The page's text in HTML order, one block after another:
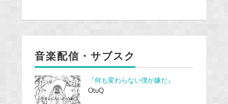
音楽配信・サブスク
『何も変わらない僕が嫌だ』
OtuQ